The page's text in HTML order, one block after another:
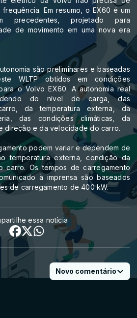
Em resumo, o EX60 é um
precedentes, projetado para
de movimento em uma nova era
são preliminares e baseadas
WLTP obtidos em condições
o Volvo EX60. A autonomia real
do nível de carga, das
da temperatura externa, da
das condições climáticas, da
direção e da velocidade do carro.
podem variar e dependem de
temperatura externa, condição da
carro. Os tempos de carregamento
à imprensa são baseados
de carregamento de 400 kW.
essa notícia
Novo comentário